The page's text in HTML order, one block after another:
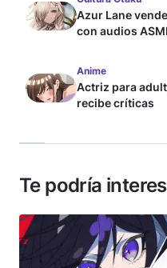
Azur Lane
con audios
Anime
Actriz para
recibe críticas
Te podría